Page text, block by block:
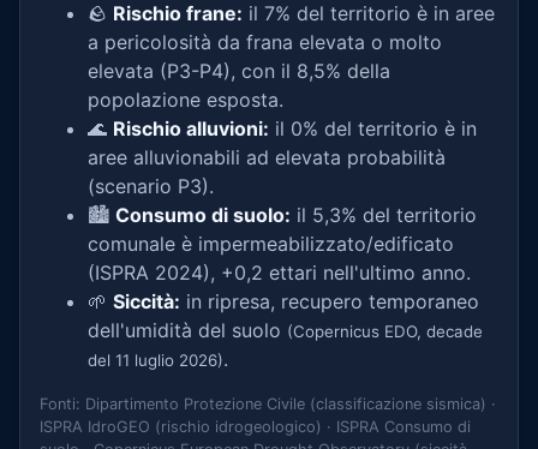
🪨 Rischio frane: il 7% del territorio è in aree
a pericolosità da frana elevata o molto
elevata (P3-P4), con il 8,5% della
popolazione esposta.
🌊 Rischio alluvioni: il 0% del territorio è in
aree alluvionabili ad elevata probabilità
(scenario P3).
🏙️ Consumo di suolo: il 5,3% del territorio
comunale è impermeabilizzato/edificato
(ISPRA 2024), +0,2 ettari nell'ultimo anno.
🌱 Siccità: in ripresa, recupero temporaneo
dell'umidità del suolo (Copernicus EDO, decade
del 11 luglio 2026).
Fonti: Dipartimento Protezione Civile (classificazione sismica) ·
ISPRA IdroGEO (rischio idrogeologico) · ISPRA Consumo di